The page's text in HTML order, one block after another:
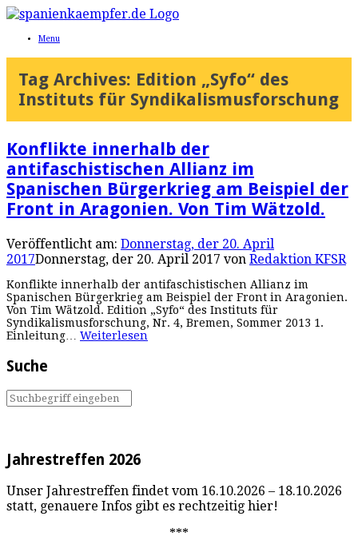
Menu
Tag Archives: Edition „Syfo“ des
Instituts für Syndikalismusforschung
Konflikte innerhalb der
antifaschistischen Allianz im
Spanischen Bürgerkrieg am Beispiel der
Front in Aragonien. Von Tim Wätzold.
Veröffentlicht am: Donnerstag, der 20. April
2017Donnerstag, der 20. April 2017 von Redaktion KFSR
Konflikte innerhalb der antifaschistischen Allianz im
Spanischen Bürgerkrieg am Beispiel der Front in Aragonien.
Von Tim Wätzold. Edition „Syfo“ des Instituts für
Syndikalismusforschung, Nr. 4, Bremen, Sommer 2013 1.
Einleitung… Weiterlesen
Suche
Jahrestreffen 2026
Unser Jahrestreffen findet vom 16.10.2026 – 18.10.2026
statt, genauere Infos gibt es rechtzeitig hier!
***